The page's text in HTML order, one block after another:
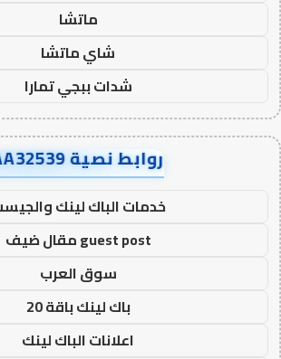
ماتشا
شاي ماتشا
شدات ببجي تمارا
روابط نصية AA32539
خدمات الباك لينك
guest post مقال ضيف
سوق العرب
باك لينك باقة 20
اعلانات الباك لينك